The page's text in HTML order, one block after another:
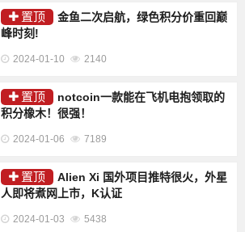
置顶
金鱼二次启航，绿色积分价重回巅
峰时刻!
2024-01-10 2140
置顶
notcoin一款能在飞机电抱领取的
积分橡木！很强！
2024-01-06 7189
置顶
Alien Xi 国外项目推特很火，外星
人即将煮网上市，K认证
2024-01-03 5438